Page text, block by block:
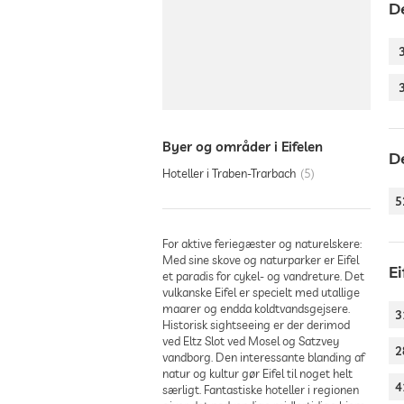
Byer og områder i Eifelen
Hoteller i Traben-Trarbach 5
For aktive feriegæster og naturelskere:
Med sine skove og naturparker er Eifel
et paradis for cykel- og vandreture. Det
vulkanske Eifel er specielt med utallige
maarer og endda koldtvandsgejsere.
Historisk sightseeing er der derimod
ved Eltz Slot ved Mosel og Satzvey
vandborg. Den interessante blanding af
natur og kultur gør Eifel til noget helt
særligt. Fantastiske hoteller i regionen
3
3